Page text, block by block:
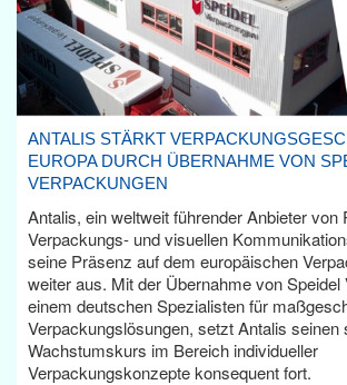
ANTALIS STÄRKT
EUROPA DURCH ÜBERNAHME VON
VERPACKUNGEN
Antalis, ein weltweit führender Anbieter von
Verpackungs- und visuellen
seine Präsenz auf dem europäischen
weiter aus. Mit der Übernahme von Speidel
einem deutschen Spezialisten für
Verpackungslösungen, setzt Antalis seinen
Wachstumskurs im Bereich individueller
Verpackungskonzepte konsequent fort.